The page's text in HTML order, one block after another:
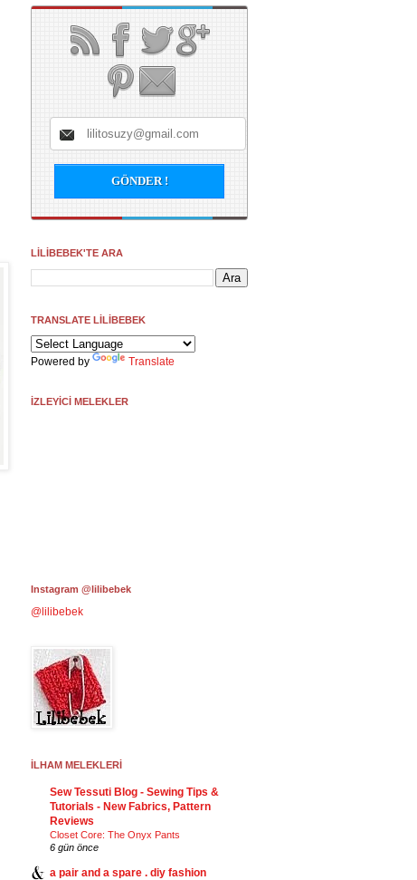
LİLİBEBEK'TE ARA
TRANSLATE LİLİBEBEK
Powered by Translate
İZLEYİCİ MELEKLER
Instagram @lilibebek
@lilibebek
İLHAM MELEKLERİ
Sew Tessuti Blog - Sewing Tips &
Tutorials - New Fabrics, Pattern
Reviews
Closet Core: The Onyx Pants
6 gün önce
a pair and a spare . diy fashion